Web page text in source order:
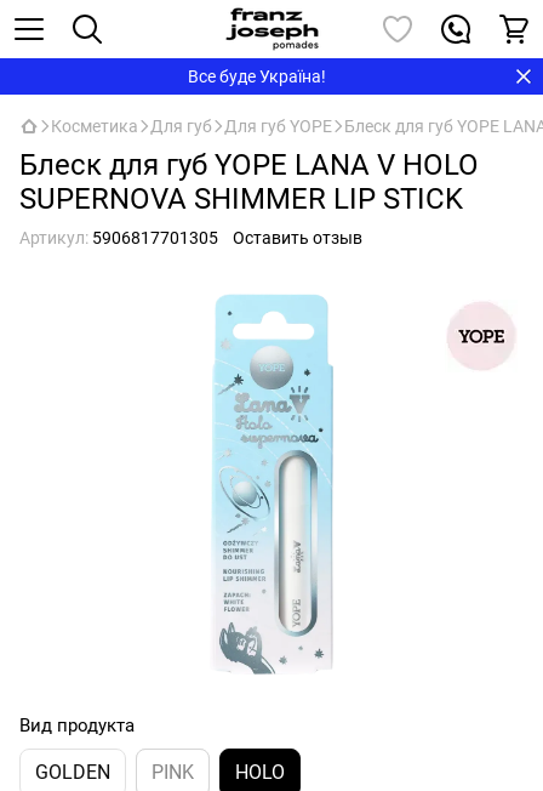
Все буде Україна!
Косметика Для губ Для губ YOPE Блеск для губ YOPE
Блеск для губ YOPE LANA V HOLO
SUPERNOVA SHIMMER LIP STICK
Артикул: 5906817701305 Оставить отзыв
Вид продукта
GOLDEN PINK HOLO